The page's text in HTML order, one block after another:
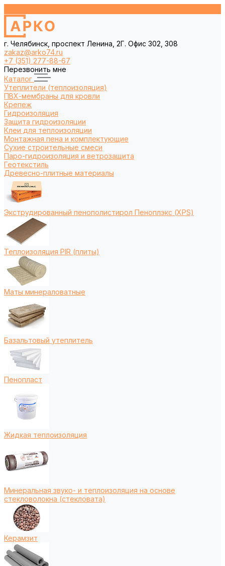
г. Челябинск, проспект Ленина, 2Г. Офис 302, 308
zakaz@arko74.ru
+7 (351) 277-88-67
Перезвонить мне
Каталог
Утеплители (теплоизоляция)
ПВХ-мембраны для кровли
Крепеж
Гидроизоляция
Защита гидроизоляции
Клеи для теплоизоляции
Монтажная пена и комплектующие
Сухие строительные смеси
Паро-гидроизоляция и ветрозащита
Геотекстиль
Древесно-плитные материалы
Экструдированный пенополистирол Пеноплэкс (XPS)
Теплоизоляция PIR (плиты)
Маты минераловатные
Базальтовый утеплитель
Пенопласт
Жидкая теплоизоляция
Минеральная звуко- и теплоизоляция на основе
стекловолокна (стекловата)
Керамзит